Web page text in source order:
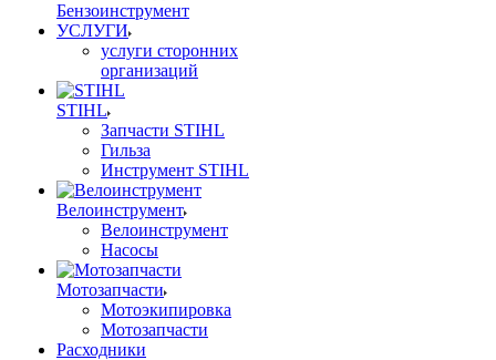
Бензоинструмент
УСЛУГИ
услуги сторонних
организаций
STIHL
Запчасти STIHL
Гильза
Инструмент STIHL
Велоинструмент
Велоинструмент
Насосы
Мотозапчасти
Мотоэкипировка
Мотозапчасти
Расходники